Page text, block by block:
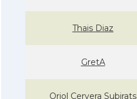
Thais Diaz
GretA
Oriol Cervera Subirats